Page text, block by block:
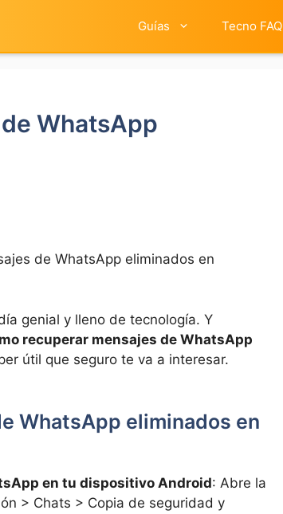
Guías Tecno FAQ
WhatsApp
de WhatsApp eliminados en
genial y lleno de tecnología. Y
recuperar mensajes de WhatsApp
útil que seguro te va a interesar.
WhatsApp eliminados en
en tu dispositivo Android: Abre la
> Chats > Copia de seguridad y